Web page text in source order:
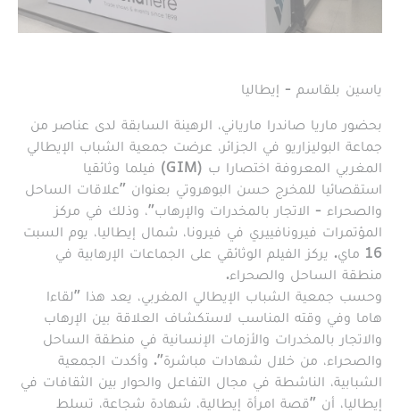
ياسين بلقاسم - إيطاليا
بحضور ماريا صاندرا مارياني، الرهينة السابقة لدى عناصر من
جماعة البوليزاريو في الجزائر، عرضت جمعية الشباب الإيطالي
المغربي المعروفة اختصارا ب (GIM) فيلما وثائقيا
استقصائيا للمخرج حسن البوهروتي بعنوان "علاقات الساحل
والصحراء - الاتجار بالمخدرات والإرهاب"، وذلك في مركز
المؤتمرات فيرونافييري في فيرونا، شمال إيطاليا، يوم السبت
16 ماي. يركز الفيلم الوثائقي على الجماعات الإرهابية في
منطقة الساحل والصحراء.
وحسب جمعية الشباب الإيطالي المغربي، يعد هذا "لقاءا
هاما وفي وقته المناسب لاستكشاف العلاقة بين الإرهاب
والاتجار بالمخدرات والأزمات الإنسانية في منطقة الساحل
والصحراء، من خلال شهادات مباشرة". وأكدت الجمعية
الشبابية، الناشطة في مجال التفاعل والحوار بين الثقافات في
إيطاليا، أن "قصة امرأة إيطالية، شهادة شجاعة، تسلط